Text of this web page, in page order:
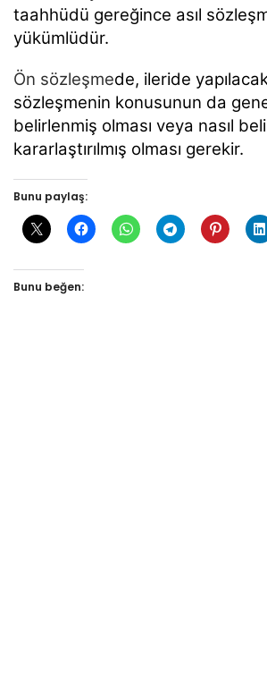
taahhüdü gereğince asıl
yükümlüdür.
Ön sözleşmede, ileride
sözleşmenin konusunun da
belirlenmiş olması veya nasıl
kararlaştırılmış olması gerekir.
Bunu paylaş:
Bunu beğen: